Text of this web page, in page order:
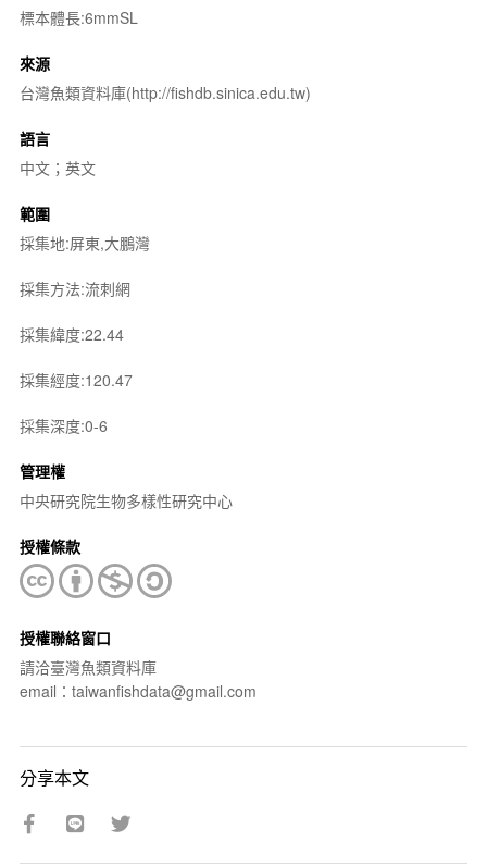
標本體長:6mmSL
來源
台灣魚類資料庫(http://fishdb.sinica.edu.tw)
語言
中文；英文
範圍
採集地:屏東,大鵬灣
採集方法:流刺網
採集緯度:22.44
採集經度:120.47
採集深度:0-6
管理權
中央研究院生物多樣性研究中心
授權條款
授權聯絡窗口
請洽臺灣魚類資料庫
email：taiwanfishdata@gmail.com
分享本文